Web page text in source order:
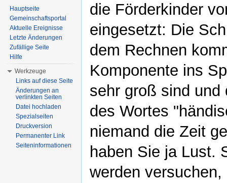
die Förderkinder
eingesetzt: Die
dem Rechnen
Komponente ins
sehr groß sind und
des Wortes
niemand die Zeit
haben Sie ja Lust.
werden
Hauptseite
Gemeinschaftsportal
Aktuelle Ereignisse
Letzte Änderungen
Zufällige Seite
Hilfe
Werkzeuge
Links auf diese Seite
Änderungen an
verlinkten Seiten
Datei hochladen
Spezialseiten
Druckversion
Permanenter Link
Seiteninformationen